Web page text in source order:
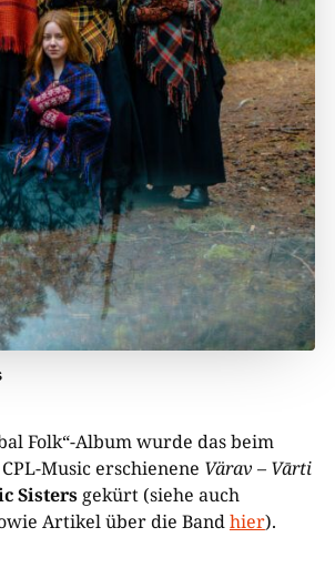
Folk“-Album wurde das beim
Music erschienene Värav – Vārti
Sistersgekürt (siehe auch
Artikel über die Bandhier).